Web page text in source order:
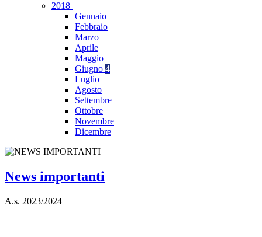
2018
Gennaio
Febbraio
Marzo
Aprile
Maggio
Giugno 4
Luglio
Agosto
Settembre
Ottobre
Novembre
Dicembre
News importanti
A.s. 2023/2024